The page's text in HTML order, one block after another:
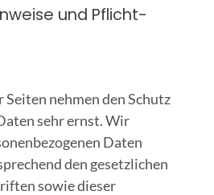
und Pflicht­
nehmen den Schutz
sehr ernst. Wir
Daten
den gesetzlichen
sowie dieser